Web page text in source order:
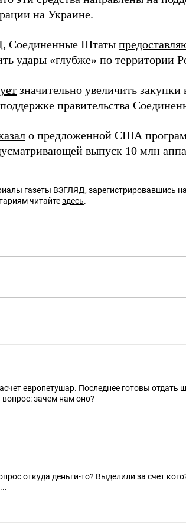
на Украине.
Соединенные Штаты
удары «глубже» по территории
значительно увеличить
правительства
о предложенной США
выпуск 10 млн
газеты ВЗГЛЯД, зарегистрировавшись
читайтездесь.
европетушар. Последнее готовы отдать
зачем нам оно?
откуда деньги-то? Выделили за счет